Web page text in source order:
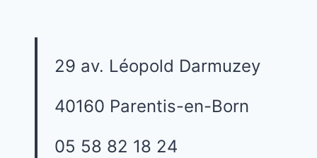
29 av. Léopold Darmuzey
40160 Parentis-en-Born
05 58 82 18 24